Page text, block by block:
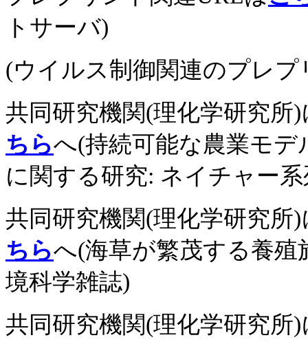
トサーバ)
(ウイルス制御関連のプレ
共同研究機関(理化学研究
ちらへ(持続可能な農業モデ
に関する研究: ネイチャー
共同研究機関(理化学研究
ちらへ(海草が繁茂する養
境科学雑誌)
共同研究機関(理化学研究